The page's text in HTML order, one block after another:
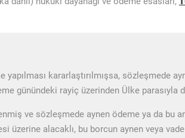
kararlaştırılmışsa, sözleşmede
günündeki rayiç üzerinden Ülke parasıyla
ve sözleşmede aynen ödeme ya da bu
üzerine alacaklı, bu borcun aynen veya